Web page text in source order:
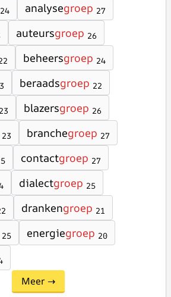
24 analysegroep 27
auteursgroep 26
beheersgroep 24
beraadsgroep 22
23 blazersgroep 26
23 branchegroep 27
contactgroep 27
dialectgroep 25
drankengroep 21
25 energiegroep 20
Meer →